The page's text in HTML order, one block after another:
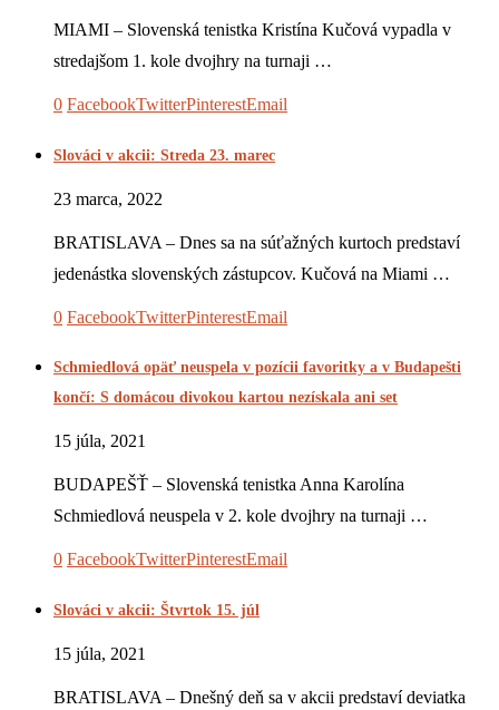
MIAMI – Slovenská tenistka Kristína Kučová vypadla v
stredajšom 1. kole dvojhry na turnaji …
0 FacebookTwitterPinterestEmail
Slováci v akcii: Streda 23. marec
23 marca, 2022
BRATISLAVA – Dnes sa na súťažných kurtoch predstaví
jedenástka slovenských zástupcov. Kučová na Miami …
0 FacebookTwitterPinterestEmail
Schmiedlová opäť neuspela v pozícii favoritky a v Budapešti
končí: S domácou divokou kartou nezískala ani set
15 júla, 2021
BUDAPEŠŤ – Slovenská tenistka Anna Karolína
Schmiedlová neuspela v 2. kole dvojhry na turnaji …
0 FacebookTwitterPinterestEmail
Slováci v akcii: Štvrtok 15. júl
15 júla, 2021
BRATISLAVA – Dnešný deň sa v akcii predstaví deviatka